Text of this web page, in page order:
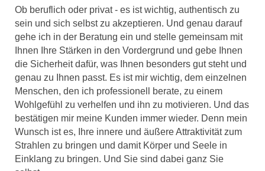
Ob beruflich oder privat - es ist wichtig, authentisch zu
sein und sich selbst zu akzeptieren. Und genau darauf
gehe ich in der Beratung ein und stelle gemeinsam mit
Ihnen Ihre Stärken in den Vordergrund und gebe Ihnen
die Sicherheit dafür, was Ihnen besonders gut steht und
genau zu Ihnen passt. Es ist mir wichtig, dem einzelnen
Menschen, den ich professionell berate, zu einem
Wohlgefühl zu verhelfen und ihn zu motivieren. Und das
bestätigen mir meine Kunden immer wieder. Denn mein
Wunsch ist es, Ihre innere und äußere Attraktivität zum
Strahlen zu bringen und damit Körper und Seele in
Einklang zu bringen. Und Sie sind dabei ganz Sie